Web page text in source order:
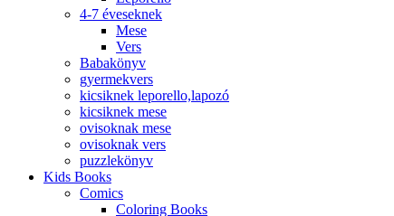
4-7 éveseknek
Mese
Vers
Babakönyv
gyermekvers
kicsiknek leporello,lapozó
kicsiknek mese
ovisoknak mese
ovisoknak vers
puzzlekönyv
Kids Books
Comics
Coloring Books